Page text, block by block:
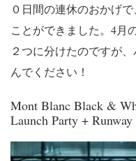
０日間の連休のおかげ
ことができました。4月
２つに分けたのですが
んでください！
Mont Blanc Black &
Launch Party + Runway